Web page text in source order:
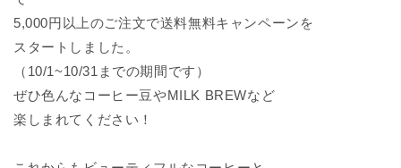
5,000円以上のご注文で送料無料キャンペーンを
スタートしました。
（10/1~10/31までの期間です）
ぜひ色んなコーヒー豆やMILK BREWなど
楽しまれてください！